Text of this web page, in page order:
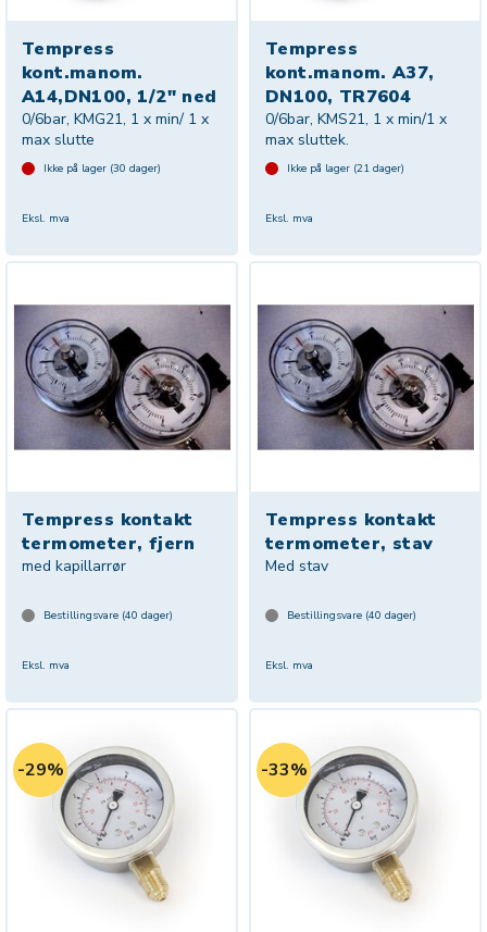
Tempress
kont.manom.
A14,DN100, 1/2" ned
0/6bar, KMG21, 1 x min/ 1 x
max slutte
Ikke på lager (30 dager)
Eksl. mva
Tempress
kont.manom. A37,
DN100, TR7604
0/6bar, KMS21, 1 x min/1 x
max sluttek.
Ikke på lager (21 dager)
Eksl. mva
Tempress kontakt
termometer, fjern
med kapillarrør
Bestillingsvare (40 dager)
Eksl. mva
Tempress kontakt
termometer, stav
Med stav
Bestillingsvare (40 dager)
Eksl. mva
29% 33%